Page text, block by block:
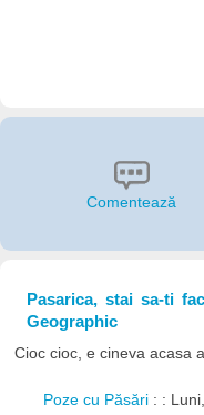
Comentează
Pasarica, stai sa-ti
Geographic
Cioc cioc, e cineva acasa
Poze cu Păsări : :